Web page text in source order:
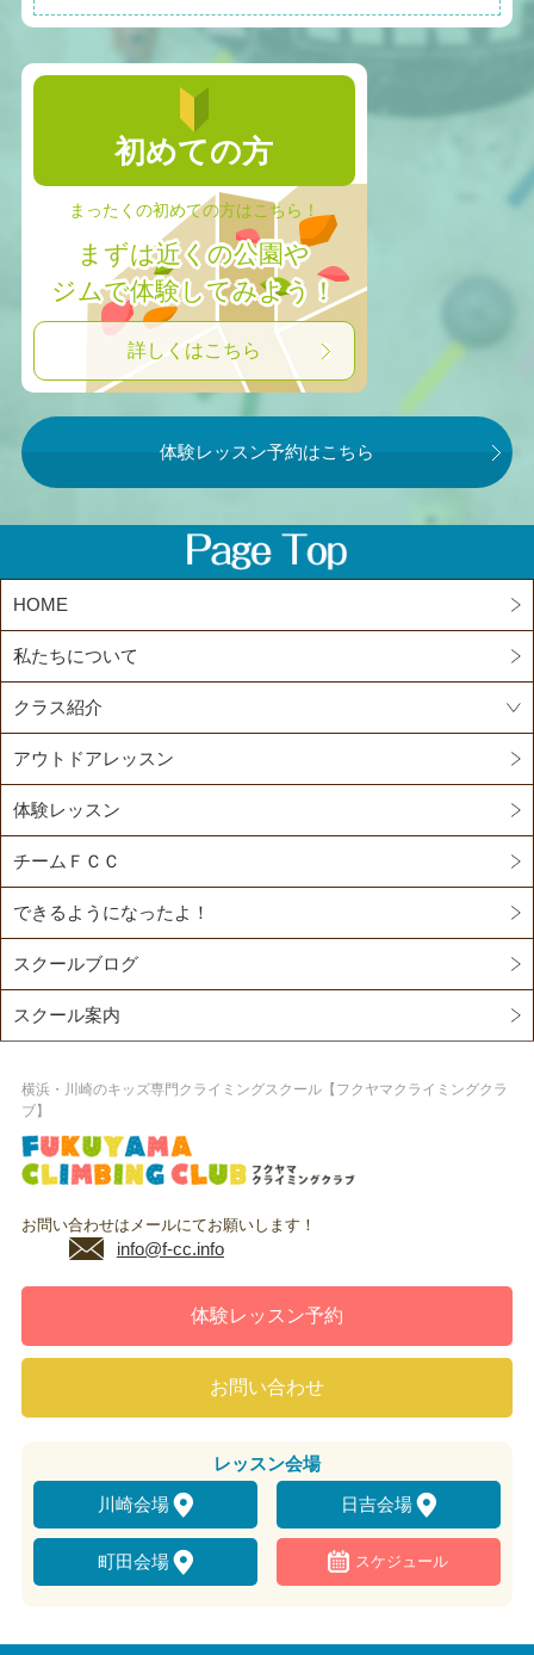
初めての方
まったくの初めての方はこちら！
まずは近くの公園や
ジムで体験してみよう！
詳しくはこちら
体験レッスン予約はこちら
HOME
私たちについて
クラス紹介
アウトドアレッスン
体験レッスン
チームＦＣＣ
できるようになったよ！
スクールブログ
スクール案内
横浜・川崎のキッズ専門クライミングスクール【フクヤマクライミングクラ
ブ】
お問い合わせはメールにてお願いします！
info@f-cc.info
体験レッスン予約
お問い合わせ
レッスン会場
川崎会場
日吉会場
町田会場 スケジュール